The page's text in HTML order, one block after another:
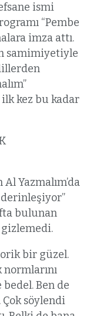
ismi
“Pembe
imza attı.
samimiyetiyle
kez bu kadar
Yazmalım’da
bulunan
gizlemedi.
bir güzel.
Ben de
Çok söylendi